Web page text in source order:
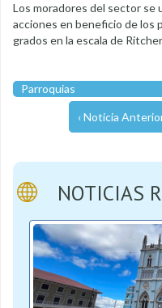
Los moradores del sector se
acciones en beneficio de los
grados en la escala de
Parroquias
‹ Noticia
NOTICIAS